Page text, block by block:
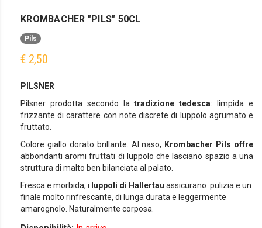
KROMBACHER "PILS" 50CL
Pils
€ 2,50
PILSNER
Pilsner prodotta secondo latradizione tedesca: limpida e
frizzante di carattere con note discrete di luppolo agrumato e
fruttato.
Colore giallo dorato brillante. Al naso, Krombacher Pils offre
abbondanti aromi fruttati di luppolo che lasciano spazio a una
struttura di malto ben bilanciata al palato.
Fresca e morbida, i luppoli di Hallertau assicurano pulizia e un
finale molto rinfrescante, di lunga durata e leggermente
amarognolo. Naturalmente corposa.